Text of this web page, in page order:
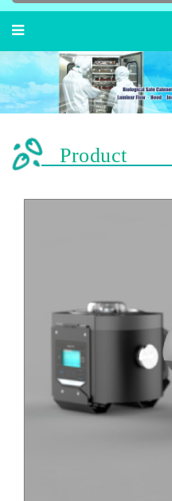
Product